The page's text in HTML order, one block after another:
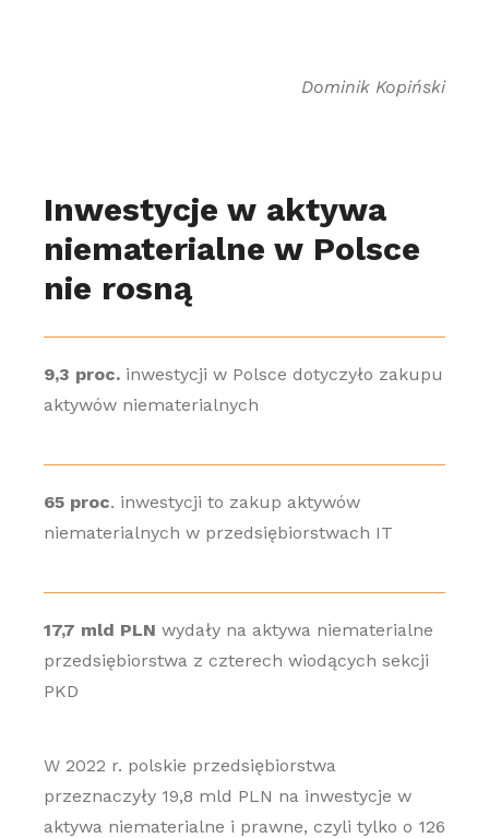
Dominik Kopiński
Inwestycje w aktywa
niematerialne w Polsce
nie rosną
9,3 proc.inwestycji w Polsce dotyczyło zakupu
aktywów niematerialnych
65 proc. inwestycji to zakup aktywów
niematerialnych w przedsiębiorstwach IT
17,7 mld PLN wydały na aktywa niematerialne
przedsiębiorstwa z czterech wiodących sekcji
PKD
W 2022 r. polskie przedsiębiorstwa
przeznaczyły 19,8 mld PLN na inwestycje w
aktywa niematerialne i prawne, czyli tylko o 126